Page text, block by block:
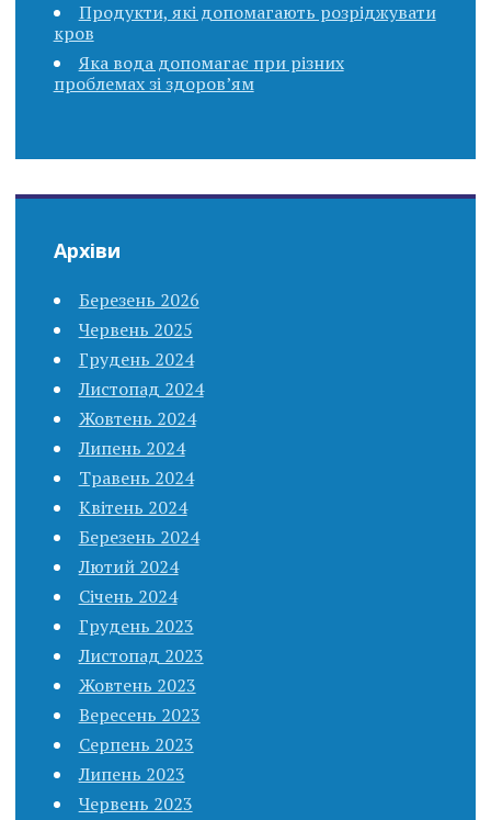
Продукти, які допомагають розріджувати
кров
Яка вода допомагає при різних
проблемах зі здоров’ям
Архіви
Березень 2026
Червень 2025
Грудень 2024
Листопад 2024
Жовтень 2024
Липень 2024
Травень 2024
Квітень 2024
Березень 2024
Лютий 2024
Січень 2024
Грудень 2023
Листопад 2023
Жовтень 2023
Вересень 2023
Серпень 2023
Липень 2023
Червень 2023